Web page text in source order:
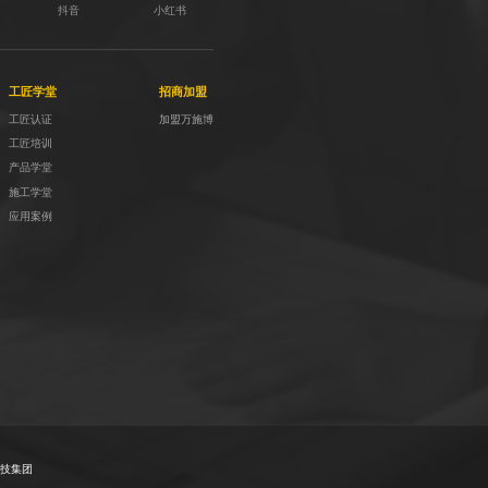
抖音 小红书
工匠学堂
工匠认证
工匠培训
产品学堂
施工学堂
应用案例
招商加盟
加盟万施博
集团